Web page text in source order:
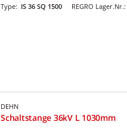
REGRO Lager.Nr.:
Type: IS 36 SQ 1500
DEHN
Schaltstange 36kV L 1030mm